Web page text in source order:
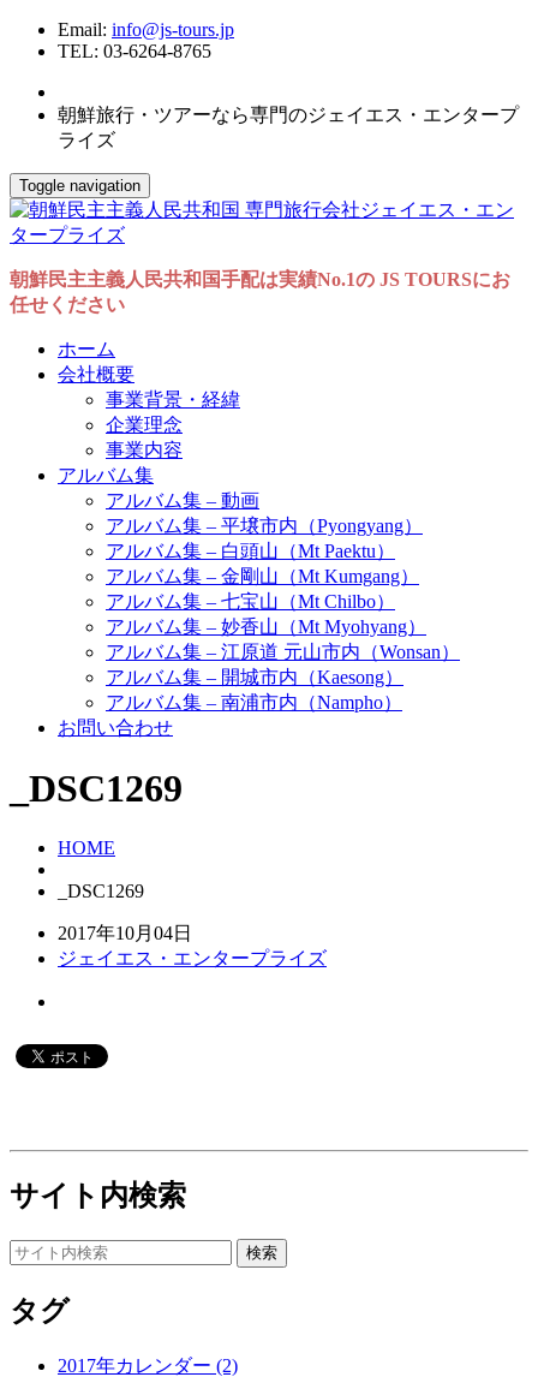
Email: info@js-tours.jp
TEL: 03-6264-8765
朝鮮旅行・ツアーなら専門のジェイエス・エンタープ
ライズ
Toggle navigation
朝鮮民主主義人民共和国手配は実績No.1の JS TOURSにお
任せください
ホーム
会社概要
事業背景・経緯
企業理念
事業内容
アルバム集
アルバム集 – 動画
アルバム集 – 平壌市内（Pyongyang）
アルバム集 – 白頭山（Mt Paektu）
アルバム集 – 金剛山（Mt Kumgang）
アルバム集 – 七宝山（Mt Chilbo）
アルバム集 – 妙香山（Mt Myohyang）
アルバム集 – 江原道 元山市内（Wonsan）
アルバム集 – 開城市内（Kaesong）
アルバム集 – 南浦市内（Nampho）
お問い合わせ
_DSC1269
HOME
_DSC1269
2017年10月04日
ジェイエス・エンタープライズ
サイト内検索
タグ
2017年カレンダー (2)